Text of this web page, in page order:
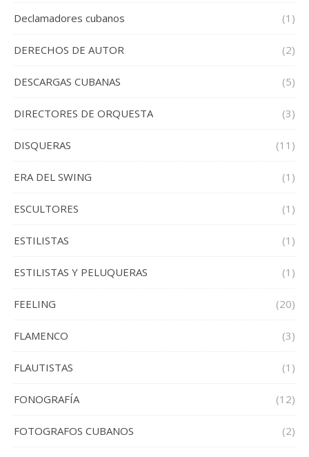
Declamadores cubanos (1)
DERECHOS DE AUTOR (2)
DESCARGAS CUBANAS (5)
DIRECTORES DE ORQUESTA (3)
DISQUERAS (11)
ERA DEL SWING (1)
ESCULTORES (1)
ESTILISTAS (1)
ESTILISTAS Y PELUQUERAS (1)
FEELING (20)
FLAMENCO (3)
FLAUTISTAS (1)
FONOGRAFÍA (12)
FOTOGRAFOS CUBANOS (2)